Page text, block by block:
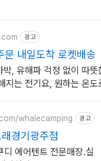
광고
문 내일도착 로켓배송
, 유해파 걱정 없이 따뜻
지는 전기요, 원하는 온도
whalecamping 광고
경기광주점
에어텐트 전문매장.실